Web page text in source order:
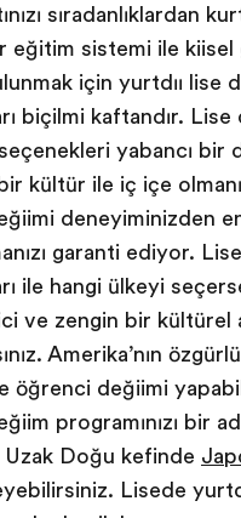
sıradanlıklardan
eğitim sistemi ile kişisel
için yurtdışı lise
biçilmiş kaftandır. Lise
yabancı bir
kültür ile iç içe
deneyiminizden
garanti ediyor. Lise
ile hangi ülkeyi
ve zengin bir kültürel
Amerika’nın
öğrenci değişimi
programınızı bir
Doğu keşfinde
Lisede